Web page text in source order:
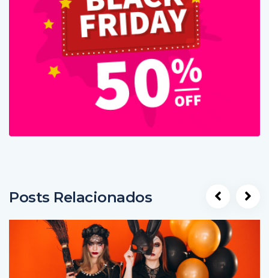
Posts Relacionados